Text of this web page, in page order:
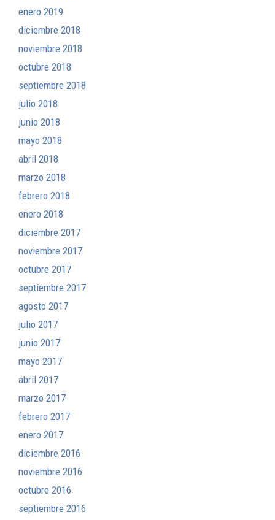
enero 2019
diciembre 2018
noviembre 2018
octubre 2018
septiembre 2018
julio 2018
junio 2018
mayo 2018
abril 2018
marzo 2018
febrero 2018
enero 2018
diciembre 2017
noviembre 2017
octubre 2017
septiembre 2017
agosto 2017
julio 2017
junio 2017
mayo 2017
abril 2017
marzo 2017
febrero 2017
enero 2017
diciembre 2016
noviembre 2016
octubre 2016
septiembre 2016